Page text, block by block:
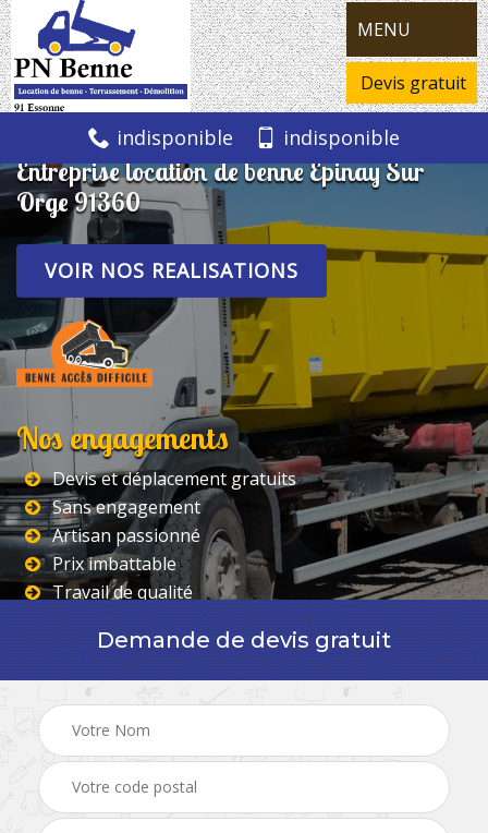
MENU
Devis gratuit
indisponible indisponible
Entreprise location de benne Epinay Sur
Orge 91360
VOIR NOS REALISATIONS
Nos engagements
Devis et déplacement gratuits
Sans engagement
Artisan passionné
Prix imbattable
Travail de qualité
Demande de devis gratuit